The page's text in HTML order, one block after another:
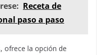
Receta de
paso a paso
ofrece la opción de